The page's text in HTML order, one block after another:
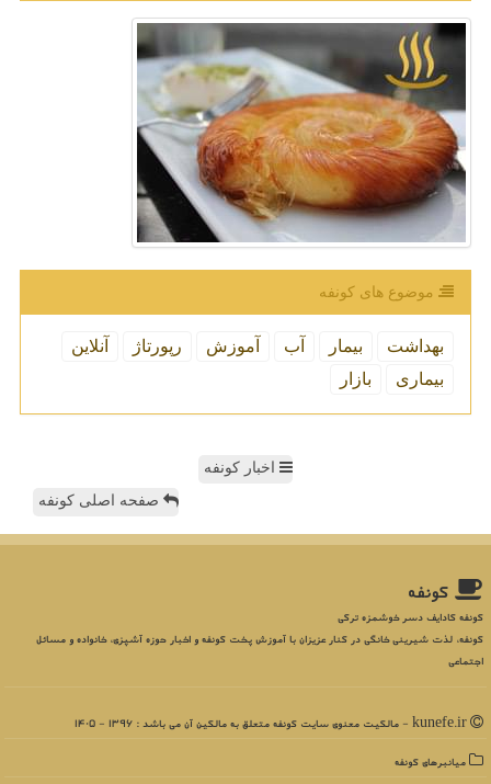
موضوع های كونفه
بهداشت بیمار آب آموزش رپورتاژ
آنلاین
بیماری
بازار
اخبار کونفه
صفحه اصلی کونفه
كونفه
کونفه کادایف دسر خوشمزه ترکی
کونفه، لذت شیرینی خانگی در کنار عزیزان با آموزش پخت کونفه و اخبار حوزه آشپزی، خانواده و مسائل
اجتماعی
میانبرهای كونفه